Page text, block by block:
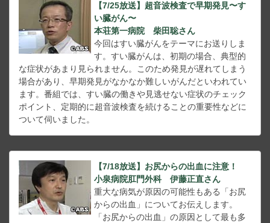
【7/25放送】超音波検査で早期発見〜す
い臓がん〜
本荘第一病院 柴田聡さん
今回はすい臓がんをテーマにお送りしま
す。すい臓がんは、初期の場合、典型的
な症状があまり見られません。このため発見が遅れてしまう
場合があり、早期発見がなかなか難しいがんだといわれてい
ます。番組では、すい臓の働きや見逃せない症状のチェック
ポイント、定期的に超音波検査を続けることの重要性などに
ついて伺いました。
【7/18放送】お尻からの出血に注意！
小泉病院肛門外科 伊藤正直さん
重大な病気が原因の可能性もある「お尻
からの出血」についてお伝えします。
「お尻からの出血」の原因として最も多